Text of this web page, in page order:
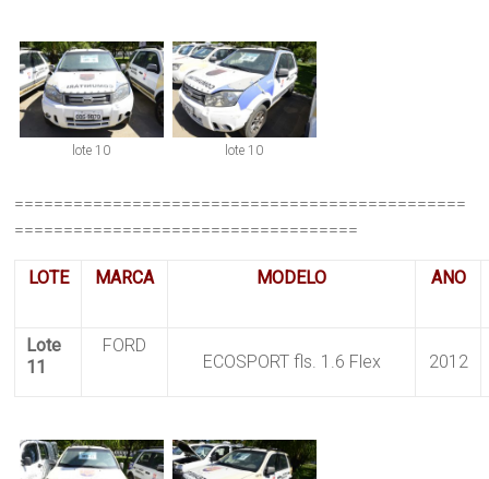
lote 10 lote 10
==============================================
===================================
LOTE MARCA MODELO ANO
Lote
11
FORD
ECOSPORT fls. 1.6 Flex 2012